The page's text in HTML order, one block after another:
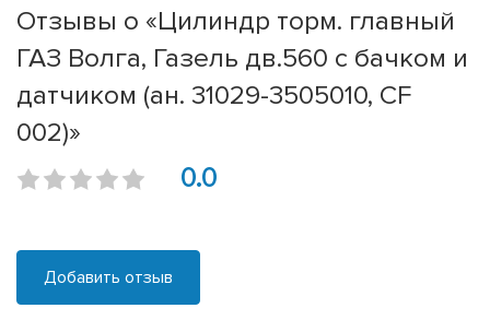
Отзывы о «Цилиндр торм. главный
ГАЗ Волга, Газель дв.560 с бачком и
датчиком (ан. 31029-3505010, CF
002)»
0.0
Добавить отзыв